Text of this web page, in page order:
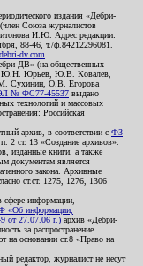
издания «Дебри-
Союза журналистов
И.Ю. Адрес редакции:
88-46, т./ф.84212296081.
dv.com
ДВ» (на общественных
Ю.Н. Юрьев, Ю.В. Ковалев,
Сухинин, О.В. Егорова
№ ФС77-45537 выдано
технологий и массовых
Российская
архив, в соответствии с ФЗ
п. 2 ст. 13 «Создание архивов».
изданные книги, а также
документам является
закона. Архивные
ст.ст. 1275, 1276, 1306
сфере информации,
«Об информации,
от 27.07.06 г.) архив «Дебри-
за распространение
на основании ст.8 «Право на
редактор, журналист не несут